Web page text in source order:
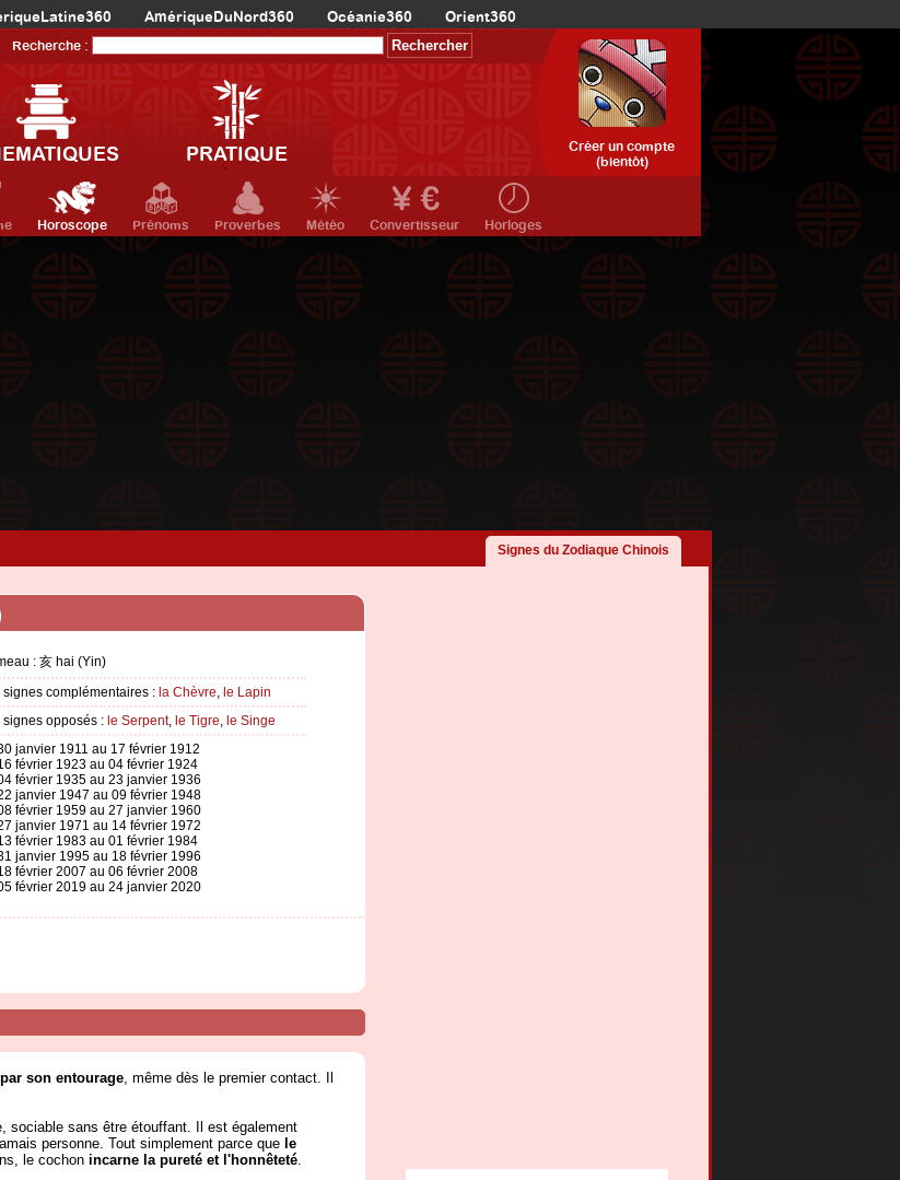
AmériqueDuNord360 Océanie360 Orient360
Recherche :
PRATIQUE
Créer un compte
(bientôt)
Horoscope Prénoms Proverbes Météo Convertisseur Horloges
Signes du Zodiaque Chinois
: 亥 hai (Yin)
signes complémentaires : la Chèvre, le Lapin
signes opposés : le Serpent, le Tigre, le Singe
janvier 1911 au 17 février 1912
février 1923 au 04 février 1924
février 1935 au 23 janvier 1936
janvier 1947 au 09 février 1948
février 1959 au 27 janvier 1960
janvier 1971 au 14 février 1972
février 1983 au 01 février 1984
janvier 1995 au 18 février 1996
février 2007 au 06 février 2008
février 2019 au 24 janvier 2020
son entourage, même dès le premier contact. Il
sociable sans être étouffant. Il est également
personne. Tout simplement parce que le
le cochon incarne la pureté et l'honnêteté.